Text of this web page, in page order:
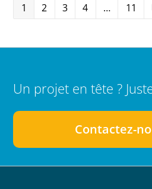
Page
1 Page
2 Page
3 Page
4 … Page
11
Un projet en tête ?
Contactez-